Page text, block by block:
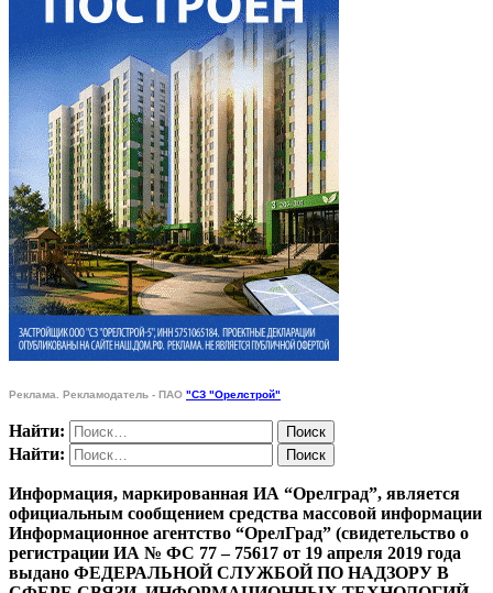
Реклама. Рекламодатель - ПАО "СЗ "Орелстрой"
Найти:
Найти:
Информация, маркированная ИА “Орелград”, является
официальным сообщением средства массовой информации
Информационное агентство “ОрелГрад” (свидетельство о
регистрации ИА № ФС 77 – 75617 от 19 апреля 2019 года
выдано ФЕДЕРАЛЬНОЙ СЛУЖБОЙ ПО НАДЗОРУ В